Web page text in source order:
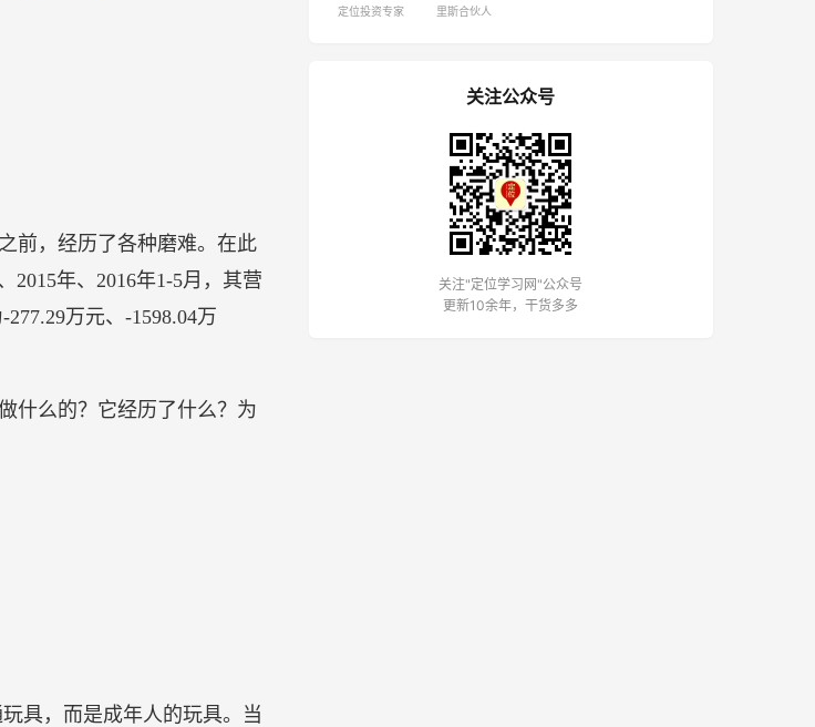
前，经历了各种磨难。在此
2015年、2016年1-5月，其营
万元、-1598.04万
什么的？它经历了什么？为
具，而是成年人的玩具。当
定位投资专家 里斯合伙人
关注公众号
关注"定位学习网"公众号
更新10余年，干货多多